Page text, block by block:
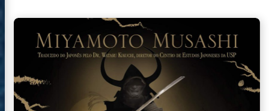
Continue
reading
dos
Cinco